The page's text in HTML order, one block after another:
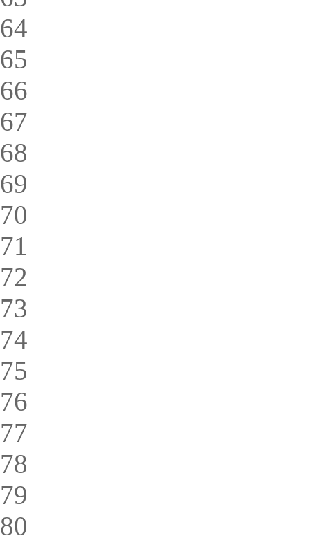
64
65
66
67
68
69
70
71
72
73
74
75
76
77
78
79
80